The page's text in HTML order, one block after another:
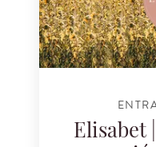
Elisabet